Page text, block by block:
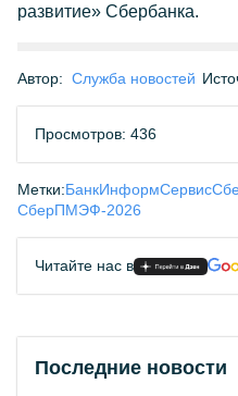
развитие» Сбербанка.
Автор: Служба новостей
Просмотров: 436
Метки:БанкИнформСервис
СберПМЭФ-2026
Читайте нас в
Последние новости